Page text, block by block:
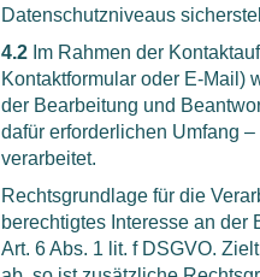
Datenschutzniveaus
4.2 Im Rahmen der
Kontaktformular oder E-Mail)
der Bearbeitung und
dafür erforderlichen Umfang
verarbeitet.
Rechtsgrundlage für die
berechtigtes Interesse an der
Art. 6 Abs. 1 lit. f DSGVO.